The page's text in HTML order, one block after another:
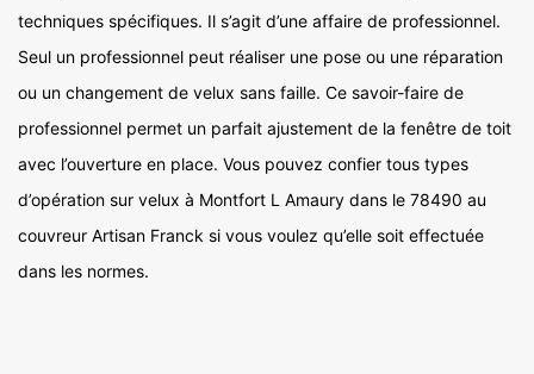
techniques spécifiques. Il s’agit d’une affaire de professionnel.
Seul un professionnel peut réaliser une pose ou une réparation
ou un changement de velux sans faille. Ce savoir-faire de
professionnel permet un parfait ajustement de la fenêtre de toit
avec l’ouverture en place. Vous pouvez confier tous types
d’opération sur velux à Montfort L Amaury dans le 78490 au
couvreur Artisan Franck si vous voulez qu’elle soit effectuée
dans les normes.